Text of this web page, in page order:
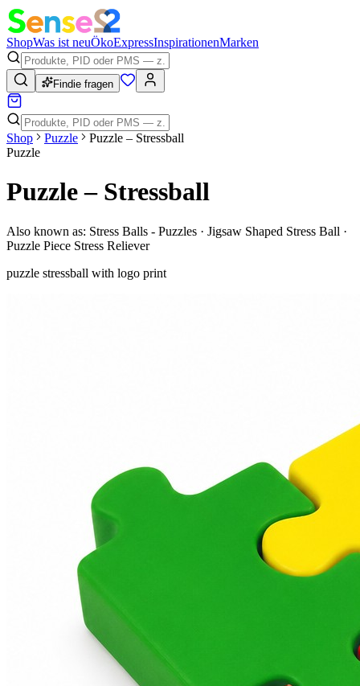
ShopWas ist neuÖkoExpressInspirationenMarken
Findie fragen
Shop Puzzle
Puzzle – Stressball
Puzzle
Puzzle – Stressball
Also known as: Stress Balls - Puzzles · Jigsaw Shaped Stress Ball ·
Puzzle Piece Stress Reliever
puzzle stressball with logo print